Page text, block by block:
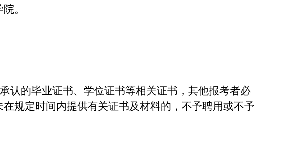
。
认的毕业证书、学位证书等相关证书 ， 其他报考者必
规定时间内提供有关证书及材料的，不予聘用或不予